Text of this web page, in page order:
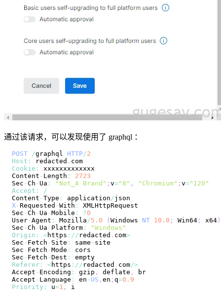
通过该请求，可以发现使用了 graphql ：
POST /graphql HTTP /2
Host : redacted . com
Cookie :
Content - Length :
2723
Sec -Ch - Ua : "Not_A Brand" ; v="8" , "Chromium" ; v="120"
Accept :
/
Content -Type : application /
X -Requested -With :
XMLHttpRequest
Sec -Ch - Ua -Mobile : ?0
User-Agent : Mozilla /5.0 (Windows NT 10.0 ; Win64 ; x64)
Sec -Ch - Ua - Platform :
"Windows"
Origin : <https : / / redacted . com>
Sec - Fetch - Site : same -
Sec - Fetch -Mode :
Sec - Fetch -Dest :
Referer : <https : / / redacted . com/>
Accept - Encoding : gzip , deflate ,
Accept - Language : en - US , en ; q=0.9
Priority : u=1 ,